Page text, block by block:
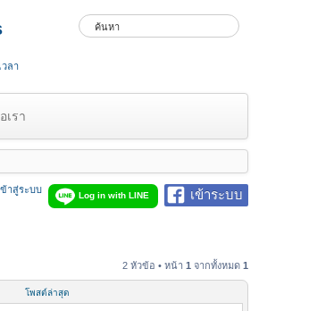
วลา
เรา
เข้าระบบ
Log in with LINE
ข้าสู่ระบบ
2 หัวข้อ • หน้า 1 จากทั้งหมด 1
โพสต์ล่าสุด